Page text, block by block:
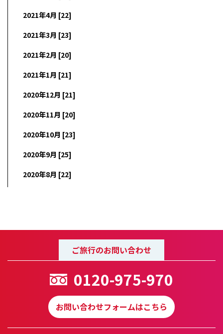
2021年4月 [22]
2021年3月 [23]
2021年2月 [20]
2021年1月 [21]
2020年12月 [21]
2020年11月 [20]
2020年10月 [23]
2020年9月 [25]
2020年8月 [22]
ご旅行のお問い合わせ
0120-975-970
お問い合わせフォームはこちら